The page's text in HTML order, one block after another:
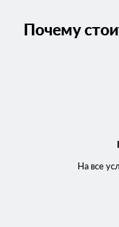
Почему
На все